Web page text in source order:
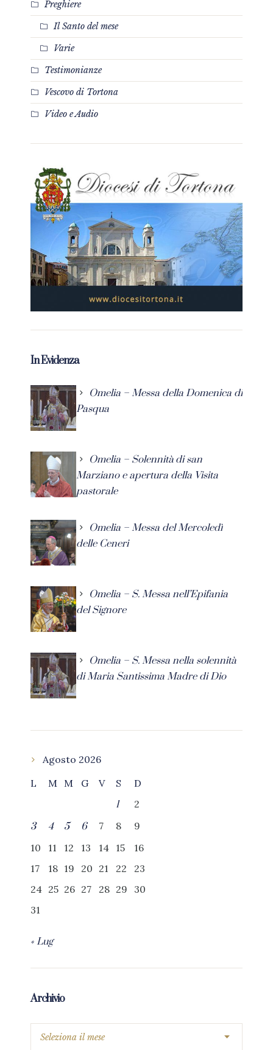
Preghiere
Il Santo del mese
Varie
Testimonianze
Vescovo di Tortona
Video e Audio
In Evidenza
Omelia – Messa della Domenica di
Pasqua
Omelia – Solennità di san
Marziano e apertura della Visita
pastorale
Omelia – Messa del Mercoledì
delle Ceneri
Omelia – S. Messa nell’Epifania
del Signore
Omelia – S. Messa nella solennità
di Maria Santissima Madre di Dio
Agosto 2026
L
M M G V S
D
1
2
3
4 5 6 7 8
9
10
11 12 13 14 15
16
17
18 19 20 21 22
23
24 25 26 27 28 29
30
31
« Lug
Archivio